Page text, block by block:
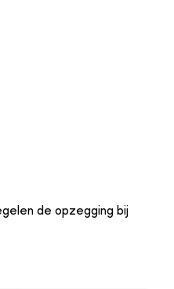
de opzegging bij